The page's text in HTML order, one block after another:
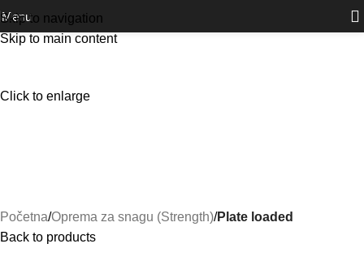
Skip to navigation
Skip to main content
Outlet
Menu
Click to enlarge
Početna Oprema za snagu (Strength) Plate loaded
Back to products